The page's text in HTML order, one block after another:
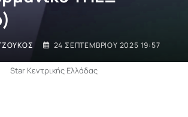
24 ΣΕΠΤΕΜΒΡΊΟΥ 2025 19:57
Star Κεντρικής Ελλάδας